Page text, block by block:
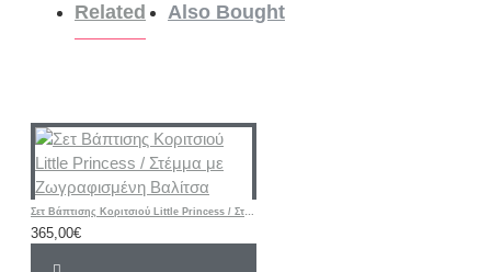
Related Also Bought
Σετ Βάπτισης Κοριτσιού Little Princess / Στέμμα με Ζωγραφισμένη Βαλίτσα
365,00€